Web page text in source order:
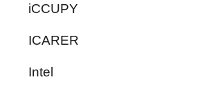
iCCUPY
ICARER
Intel